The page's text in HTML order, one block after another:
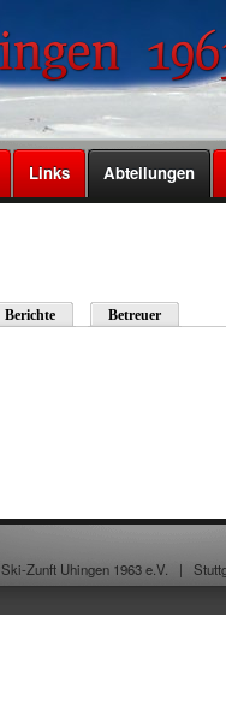
Links Abteilungen
Berichte Betreuer
Ski-Zunft Uhingen 1963 e.V. |